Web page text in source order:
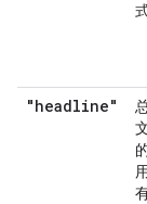
"headline"